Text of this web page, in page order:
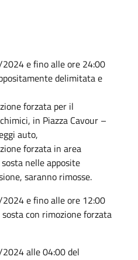
e fino alle ore 24:00
delimitata e
forzata per il
in Piazza Cavour –
auto,
forzata in area
nelle apposite
saranno rimosse.
e fino alle ore 12:00
con rimozione forzata
alle 04:00 del